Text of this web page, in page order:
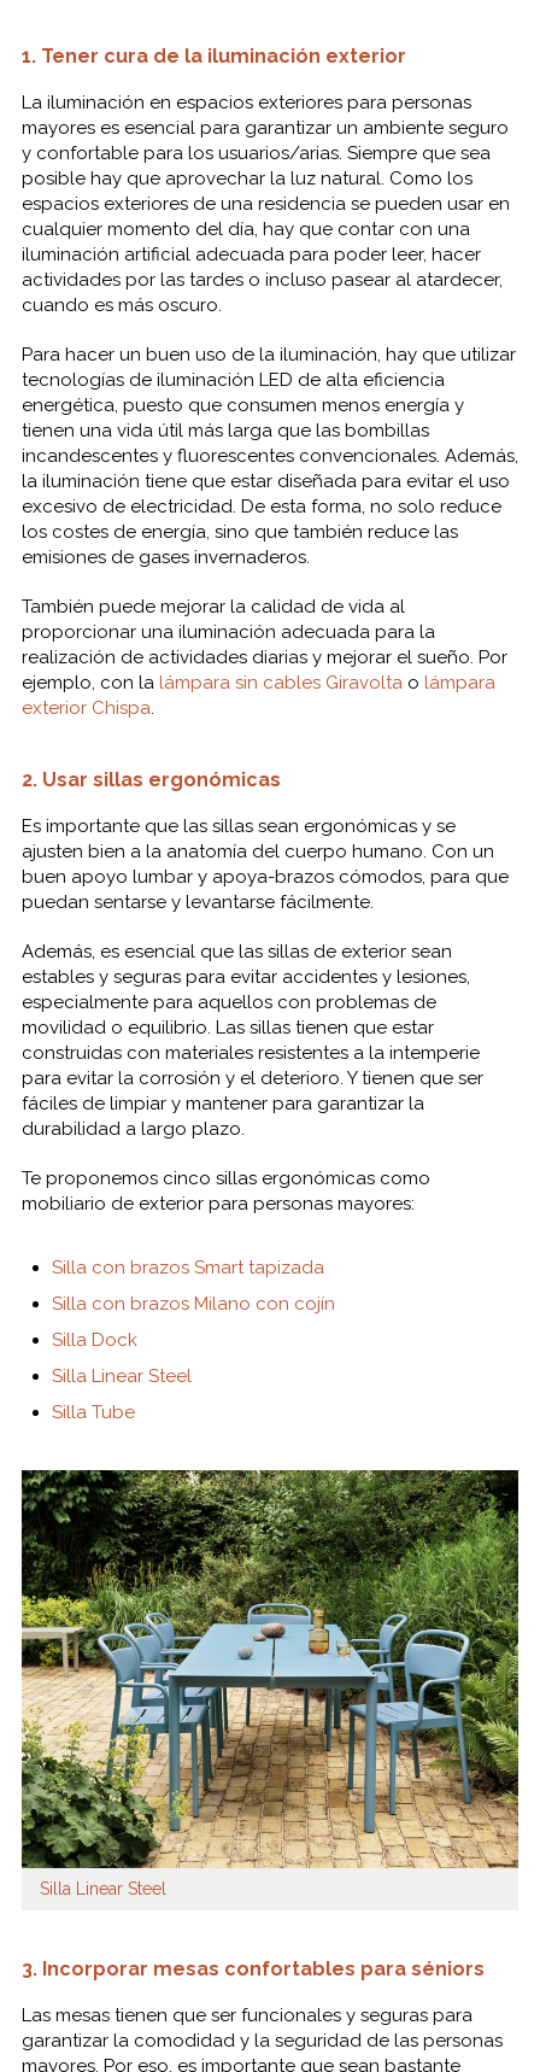
1. Tener cura de la iluminación exterior
La iluminación en espacios exteriores para personas
mayores es esencial para garantizar un ambiente seguro
y confortable para los usuarios/arias. Siempre que sea
posible hay que aprovechar la luz natural. Como los
espacios exteriores de una residencia se pueden usar en
cualquier momento del día, hay que contar con una
iluminación artificial adecuada para poder leer, hacer
actividades por las tardes o incluso pasear al atardecer,
cuando es más oscuro.
Para hacer un buen uso de la iluminación, hay que utilizar
tecnologías de iluminación LED de alta eficiencia
energética, puesto que consumen menos energía y
tienen una vida útil más larga que las bombillas
incandescentes y fluorescentes convencionales. Además,
la iluminación tiene que estar diseñada para evitar el uso
excesivo de electricidad. De esta forma, no solo reduce
los costes de energía, sino que también reduce las
emisiones de gases invernaderos.
También puede mejorar la calidad de vida al
proporcionar una iluminación adecuada para la
realización de actividades diarias y mejorar el sueño. Por
ejemplo, con la lámpara sin cables Giravoltao lámpara
exterior Chispa.
2. Usar sillas ergonómicas
Es importante que las sillas sean ergonómicas y se
ajusten bien a la anatomía del cuerpo humano. Con un
buen apoyo lumbar y apoya-brazos cómodos, para que
puedan sentarse y levantarse fácilmente.
Además, es esencial que las sillas de exterior sean
estables y seguras para evitar accidentes y lesiones,
especialmente para aquellos con problemas de
movilidad o equilibrio. Las sillas tienen que estar
construidas con materiales resistentes a la intemperie
para evitar la corrosión y el deterioro. Y tienen que ser
fáciles de limpiar y mantener para garantizar la
durabilidad a largo plazo.
Te proponemos cinco sillas ergonómicas como
mobiliario de exterior para personas mayores:
Silla con brazos Smart tapizada
Silla con brazos Milano con cojín
Silla Dock
Silla Linear Steel
Silla Tube
Silla Linear Steel
3. Incorporar mesas confortables para séniors
Las mesas tienen que ser funcionales y seguras para
garantizar la comodidad y la seguridad de las personas
mayores. Por eso, es importante que sean bastante